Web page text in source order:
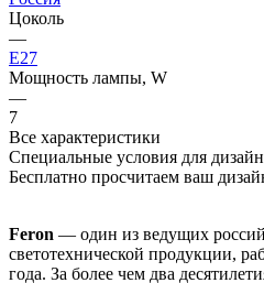
Цоколь
—
E27
Мощность лампы, W
—
7
Все характеристики
Специальные условия для
Бесплатно просчитаем ваш
Feron — один из ведущих
светотехнической продукции,
года. За более чем два